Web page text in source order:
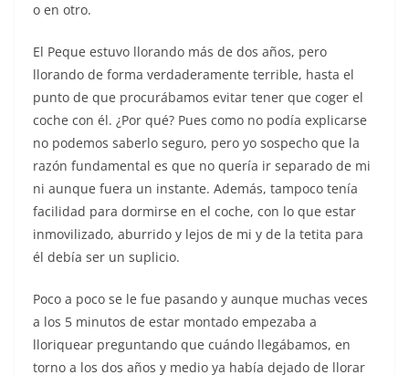
o en otro.
El Peque estuvo llorando más de dos años, pero
llorando de forma verdaderamente terrible, hasta el
punto de que procurábamos evitar tener que coger el
coche con él. ¿Por qué? Pues como no podía explicarse
no podemos saberlo seguro, pero yo sospecho que la
razón fundamental es que no quería ir separado de mi
ni aunque fuera un instante. Además, tampoco tenía
facilidad para dormirse en el coche, con lo que estar
inmovilizado, aburrido y lejos de mi y de la tetita para
él debía ser un suplicio.
Poco a poco se le fue pasando y aunque muchas veces
a los 5 minutos de estar montado empezaba a
lloriquear preguntando que cuándo llegábamos, en
torno a los dos años y medio ya había dejado de llorar